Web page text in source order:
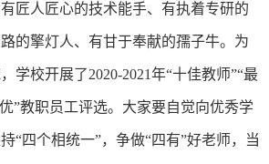
匠人匠心的技术能手、有执着专研的
的擎灯人、有甘于奉献的孺子牛。为
学校开展了2020-2021年“十佳教师”“最
”教职员工评选。大家要自觉向优秀学
“四个相统一”，争做“四有”好老师，当